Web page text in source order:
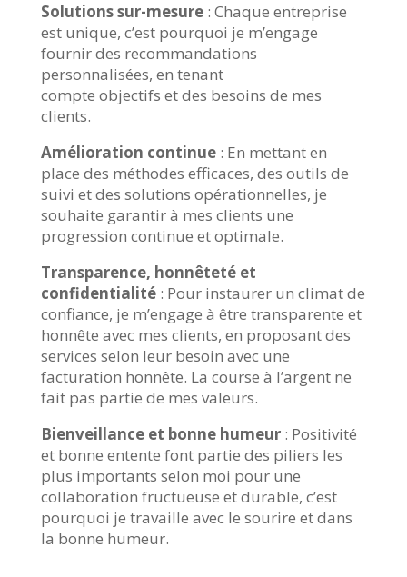
Solutions sur-mesure: Chaque entreprise
est unique, c’est pourquoi je m’engage
fournir des recommandations
personnalisées, en tenant
compte objectifs et des besoins de mes
clients.
Amélioration continue: En mettant en
place des méthodes efficaces, des outils de
suivi et des solutions opérationnelles, je
souhaite garantir à mes clients une
progression continue et optimale.
Transparence, honnêteté et
confidentialité: Pour instaurer un climat de
confiance, je m’engage à être transparente et
honnête avec mes clients, en proposant des
services selon leur besoin avec une
facturation honnête. La course à l’argent ne
fait pas partie de mes valeurs.
Bienveillance et bonne humeur: Positivité
et bonne entente font partie des piliers les
plus importants selon moi pour une
collaboration fructueuse et durable, c’est
pourquoi je travaille avec le sourire et dans
la bonne humeur.